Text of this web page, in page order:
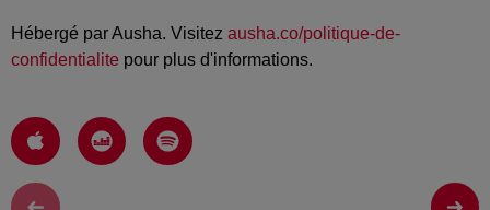
Hébergé par Ausha. Visitez ausha.co/politique-de-
confidentialite pour plus d'informations.